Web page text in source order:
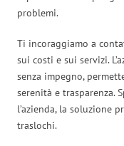
problemi.
Ti incoraggiamo a
sui costi e sui servizi.
senza impegno,
serenità e trasparenza.
l’azienda, la soluzione
traslochi.